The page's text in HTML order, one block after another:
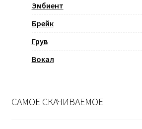
Эмбиент
Брейк
Грув
Вокал
САМОЕ СКАЧИВАЕМОЕ